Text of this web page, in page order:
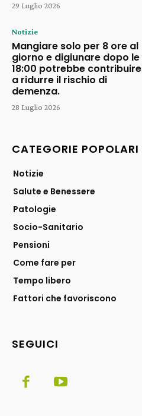
29 Luglio 2026
Notizie
Mangiare solo per 8 ore al
giorno e digiunare dopo le
18:00 potrebbe contribuire
a ridurre il rischio di
demenza.
28 Luglio 2026
CATEGORIE POPOLARI
Notizie
Salute e Benessere
Patologie
Socio-Sanitario
Pensioni
Come fare per
Tempo libero
Fattori che favoriscono
SEGUICI